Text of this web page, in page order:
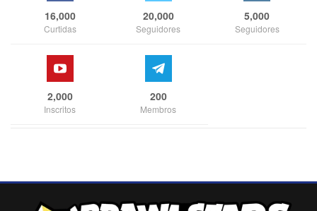
16,000
Curtidas
20,000
Seguidores
5,000
Seguidores
2,000
Inscritos
200
Membros